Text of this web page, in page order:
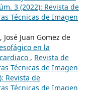
3 (2022): Revista de
Técnicas de Imagen
Juan Gomez de
en la
, Revista de
Técnicas de Imagen
Revista de
Técnicas de Imagen